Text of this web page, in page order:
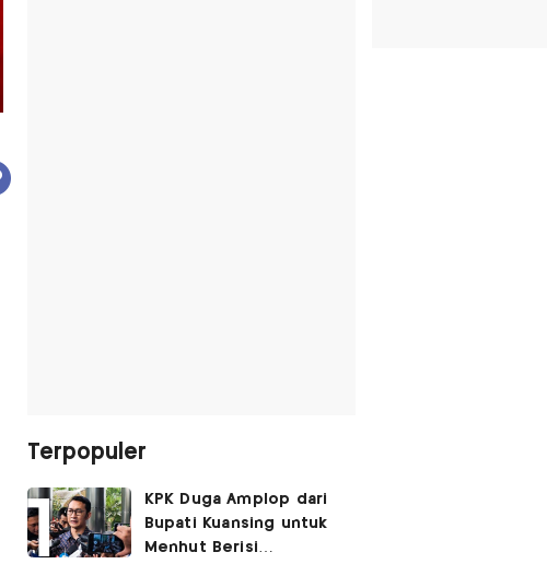
Terpopuler
KPK Duga Amplop dari
Bupati Kuansing untuk
Menhut Berisi